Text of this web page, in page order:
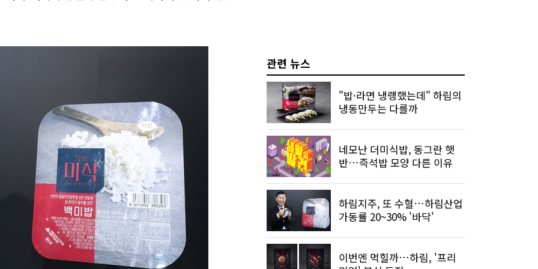
관련 뉴스
"밥·라면 냉랭했는데" 하림의
냉동만두는 다를까
네모난 더미식밥, 동그란 햇
반…즉석밥 모양 다른 이유
하림지주, 또 수혈…하림산업
가동률 20~30% '바닥'
이번엔 먹힐까…하림, '프리